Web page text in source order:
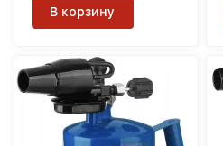
В корзину